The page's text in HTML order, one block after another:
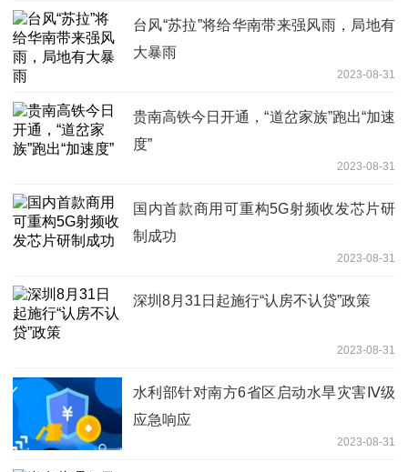
台风“苏拉”将给华南带来强风雨，局地有
大暴雨
2023-08-31
贵南高铁今日开通，“道岔家族”跑出“加速
度”
2023-08-31
国内首款商用可重构5G射频收发芯片研
制成功
2023-08-31
深圳8月31日起施行“认房不认贷”政策
2023-08-31
水利部针对南方6省区启动水旱灾害Ⅳ级
应急响应
2023-08-31